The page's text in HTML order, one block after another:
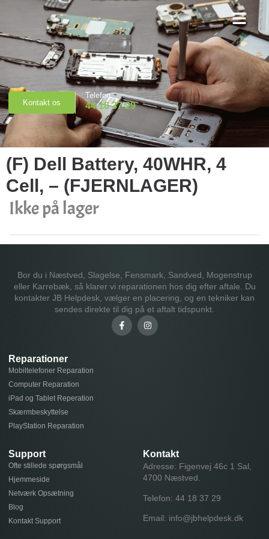
Kontakt os
Telefon
44 18 37 29
(F) Dell Battery, 40WHR, 4
Cell, – (FJERNLAGER)
Ikke på lager
Bor du i Næstved, Slagelse, Fensmark, Sandved, Mogenstrup
eller Karrebæk, så klarer vi reparationen hos dig efter aftale. Du
kontakter JB Helpdesk, vælger en placering, og en tekniker kan
sendes direkte til dig på et aftalt tidspunkt.
Reparationer
Mobiltelefoner Reparation
Computer Reparation
iPad og Tablet Reperation
Skærmbeskyttelse
PlayStation Reparation
Support
Ofte stillede spørgsmål
Hjemmeside
Netværk Opsætning
Blog
Kontakt Support
Kontakt
Adresse: Figenvej 46c 1 Sal,
4700 Næstved.
Telefon: 44 18 37 29
Email: info@jbhelpdesk.dk